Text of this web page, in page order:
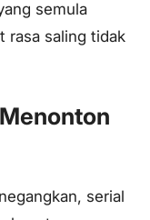
semula
rasa saling tidak
serial